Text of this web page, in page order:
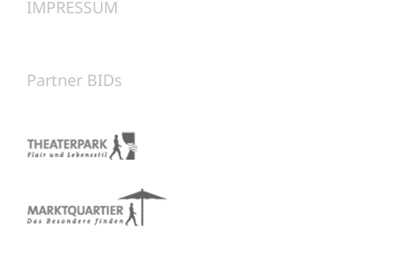
IMPRESSUM
Partner BIDs